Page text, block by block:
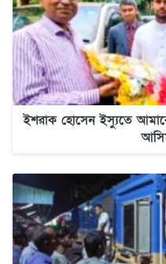
ইশরাক হোসেন ইস্যুতে